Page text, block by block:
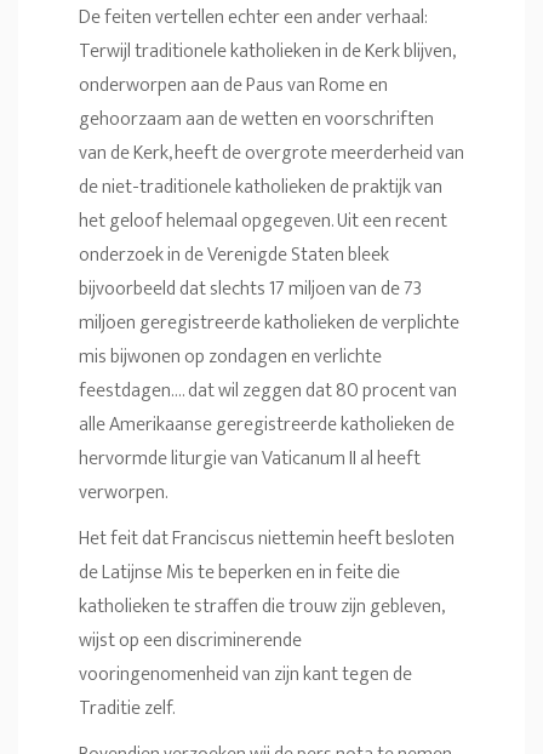
De feiten vertellen echter een ander verhaal:
Terwijl traditionele katholieken in de Kerk blijven,
onderworpen aan de Paus van Rome en
gehoorzaam aan de wetten en voorschriften
van de Kerk, heeft de overgrote meerderheid van
de niet-traditionele katholieken de praktijk van
het geloof helemaal opgegeven. Uit een recent
onderzoek in de Verenigde Staten bleek
bijvoorbeeld dat slechts 17 miljoen van de 73
miljoen geregistreerde katholieken de verplichte
mis bijwonen op zondagen en verlichte
feestdagen…. dat wil zeggen dat 80 procent van
alle Amerikaanse geregistreerde katholieken de
hervormde liturgie van Vaticanum II al heeft
verworpen.
Het feit dat Franciscus niettemin heeft besloten
de Latijnse Mis te beperken en in feite die
katholieken te straffen die trouw zijn gebleven,
wijst op een discriminerende
vooringenomenheid van zijn kant tegen de
Traditie zelf.